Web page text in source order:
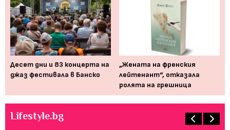
Десет дни и 83 концерта на
джаз фестивала в Банско
„Жената на френския
лейтенант“, отказала
ролята на грешница
Lifestyle.bg